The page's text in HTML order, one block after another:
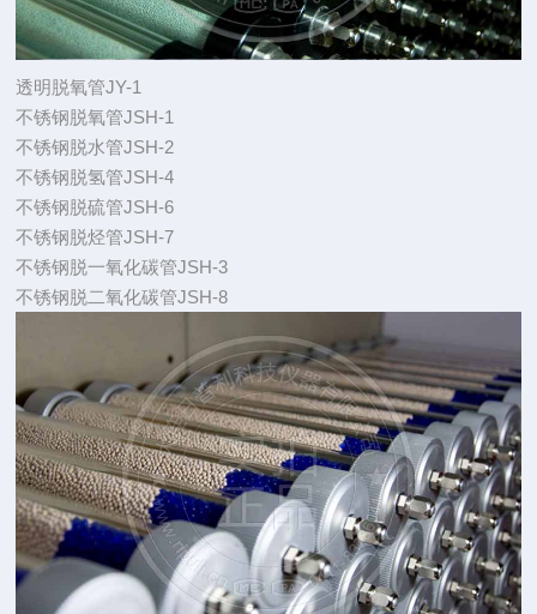
透明脱氧管JY-1
不锈钢脱氧管JSH-1
不锈钢脱水管JSH-2
不锈钢脱氢管JSH-4
不锈钢脱硫管JSH-6
不锈钢脱烃管JSH-7
不锈钢脱一氧化碳管JSH-3
不锈钢脱二氧化碳管JSH-8